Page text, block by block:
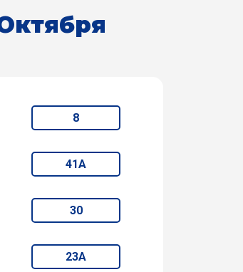
8
41А
30
23А